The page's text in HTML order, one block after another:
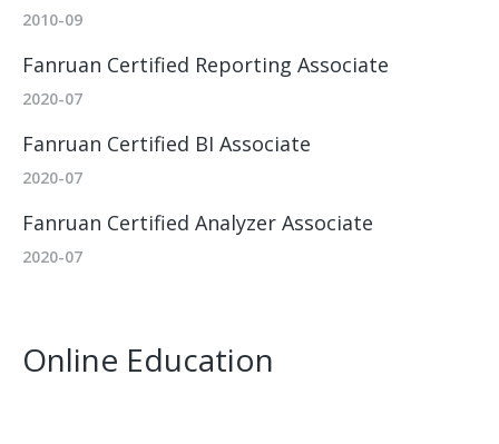
2010-09
Fanruan Certified Reporting Associate
2020-07
Fanruan Certified BI Associate
2020-07
Fanruan Certified Analyzer Associate
2020-07
Online Education